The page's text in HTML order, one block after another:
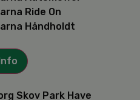
Ride On
Håndholdt
Skov Park Have